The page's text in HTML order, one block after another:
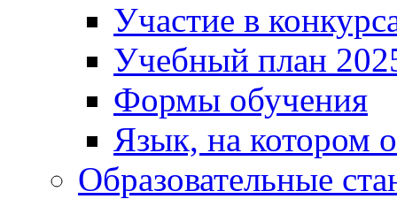
Участие в
Учебный план
Формы обучения
Язык, на котором
Образовательные